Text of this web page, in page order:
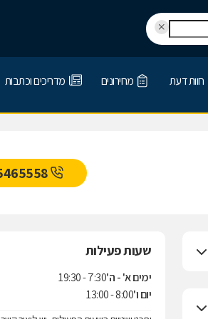
חוות דעת מחירונים מדריכים וכתבות
שעות פעילות
ימים א' - ה'7:30 - 19:30
יום ו'8:00 - 13:00